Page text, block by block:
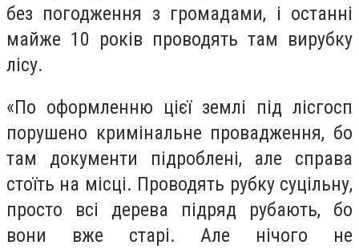
без погодження з громадами, і останні
майже 10 років проводять там вирубку
лісу.
«По оформленню цієї землі під лісгосп
порушено кримінальне провадження, бо
там документи підроблені, але справа
стоїть на місці. Проводять рубку суцільну,
просто всі дерева підряд рубають, бо
вони вже старі. Але нічого не